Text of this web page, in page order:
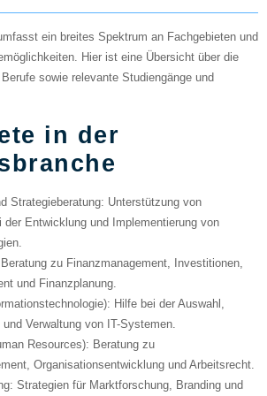
ein breites Spektrum an Fachgebieten und
Hier ist eine Übersicht über die
sowie relevante Studiengänge und
in der
Strategieberatung: Unterstützung von
der Entwicklung und Implementierung von
zu Finanzmanagement, Investitionen,
und Finanzplanung.
: Hilfe bei der Auswahl,
Verwaltung von IT-Systemen.
Resources): Beratung zu
Organisationsentwicklung und Arbeitsrecht.
: Strategien für Marktforschung, Branding und